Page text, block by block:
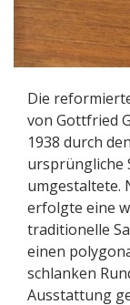
Die
von Gottfried
1938 durch
ursprüngliche
umgestaltete.
erfolgte eine
traditionelle
einen
schlanken
Ausstattung